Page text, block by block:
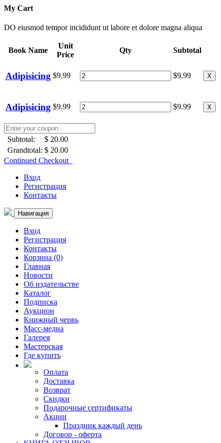
My Cart
DO eiusmod tempor incididunt ut labore et dolore magna aliqua
Book Name
Unit
Price
Qty Subtotal
Adipisicing $9.99 $9.99 X
Adipisicing $9.99 $9.99 X
Subtotal:
$ 20.00
Grandtotal: $ 20.00
Continued Checkout
Вход
Регистрация
Контакты
Навигация
Вход
Регистрация
Контакты
Корзина (0)
Главная
Новости
Об издательстве
Каталог
Подписка
Аукцион
Книжный червь
Масс-медиа
Галерея
Мастерская
Где купить
Оплата
Доставка
Возврат
Скидки
Подарочные сертификаты
Акции
Праздник каждый день
Договор - оферта